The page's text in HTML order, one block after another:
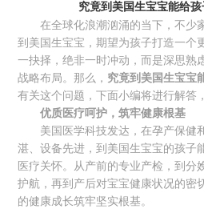
究竟到美国生宝宝能给
在全球化浪潮汹涌的当下，不少
到美国生宝宝，期望为孩子打造一个
一抉择，绝非一时冲动，而是深思熟
战略布局。那么， 究竟到美国生宝宝
有关这个问题，下面小编将进行解答
优质医疗呵护，筑牢健康根基
美国医学科技发达，在孕产保健
湛、设备先进，到美国生宝宝的孩子
医疗关怀。从产前的专业产检，到分
护航，再到产后对宝宝健康状况的密
的健康成长筑牢坚实根基。